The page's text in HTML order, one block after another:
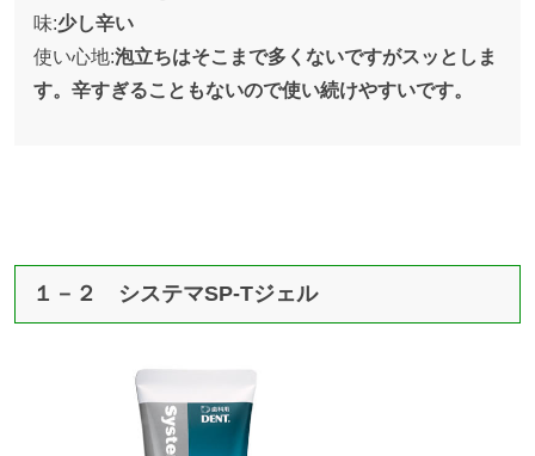
味:少し辛い
使い心地:泡立ちはそこまで多くないですがスッとしま
す。 辛すぎることもないので使い続けやすいです。
１－２ システマSP-Tジェル